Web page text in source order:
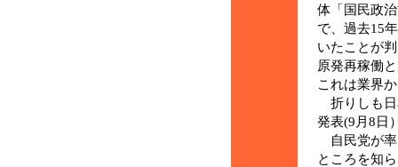
体「国民政
で、過去15
いたことが
原発再稼働
これは業界
折りしも日
発表(9月8日
自民党が率
ところを知